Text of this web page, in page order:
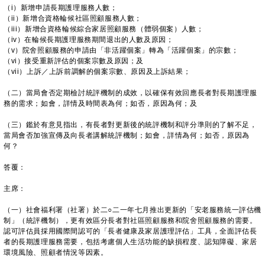
（i）新增申請長期護理服務人數；
（ii）新增合資格輪候社區照顧服務人數；
（iii）新增合資格輪候綜合家居照顧服務（體弱個案）人數；
（iv）在輪候長期護理服務期間退出的人數及原因；
（v）院舍照顧服務的申請由「非活躍個案」轉為「活躍個案」的宗數；
（vi）接受重新評估的個案宗數及原因；及
（vii）上訴／上訴前調解的個案宗數、原因及上訴結果；
（二）當局會否定期檢討統評機制的成效，以確保有效回應長者對長期護理服
務的需求；如會，詳情及時間表為何；如否，原因為何；及
（三）鑑於有意見指出，有長者對更新後的統評機制和評分準則的了解不足，
當局會否加強宣傳及向長者講解統評機制；如會，詳情為何；如否，原因為
何？
答覆：
主席：
（一）社會福利署（社署）於二○二一年七月推出更新的「安老服務統一評估機
制」（統評機制），更有效區分長者對社區照顧服務和院舍照顧服務的需要。
認可評估員採用國際間認可的「長者健康及家居護理評估」工具，全面評估長
者的長期護理服務需要，包括考慮個人生活功能的缺損程度、認知障礙、家居
環境風險、照顧者情況等因素。